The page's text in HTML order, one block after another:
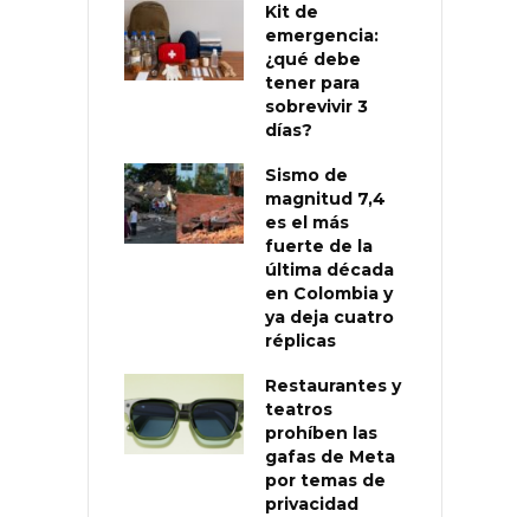
Kit de
emergencia:
¿qué debe
tener para
sobrevivir 3
días?
Sismo de
magnitud 7,4
es el más
fuerte de la
última década
en Colombia y
ya deja cuatro
réplicas
Restaurantes y
teatros
prohíben las
gafas de Meta
por temas de
privacidad